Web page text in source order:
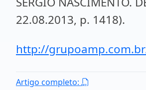
22.08.2013, p. 1418).
http://
Artigo completo: